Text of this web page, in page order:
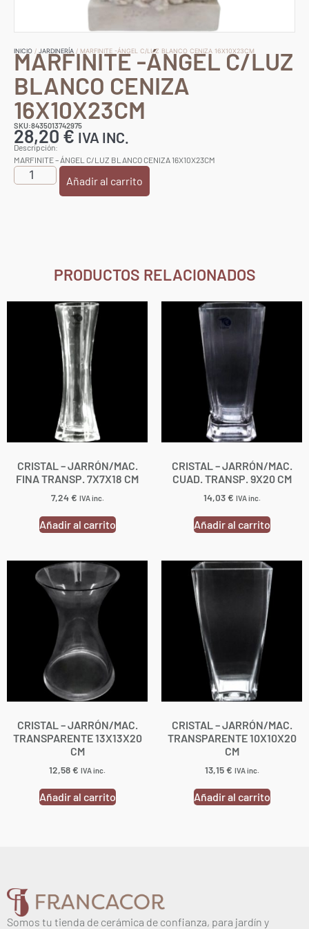
INICIO / JARDINERÍA / MARFINITE -ÁNGEL C/LUZ BLANCO CENIZA 16X10X23CM
MARFINITE -ÁNGEL C/LUZ
BLANCO CENIZA
16X10X23CM
SKU:8435013742975
28,20€ IVA INC.
Descripción:
MARFINITE – ÁNGEL C/LUZ BLANCO CENIZA 16X10X23CM
Añadir al carrito
PRODUCTOS RELACIONADOS
CRISTAL – JARRÓN/MAC.
FINA TRANSP. 7X7X18 CM
7,24€ IVA inc.
Añadir al carrito
CRISTAL – JARRÓN/MAC.
CUAD. TRANSP. 9X20 CM
14,03€ IVA inc.
Añadir al carrito
CRISTAL – JARRÓN/MAC.
TRANSPARENTE 13X13X20
CM
12,58€ IVA inc.
Añadir al carrito
CRISTAL – JARRÓN/MAC.
TRANSPARENTE 10X10X20
CM
13,15€ IVA inc.
Añadir al carrito
Somos tu tienda de cerámica de confianza, para jardín y